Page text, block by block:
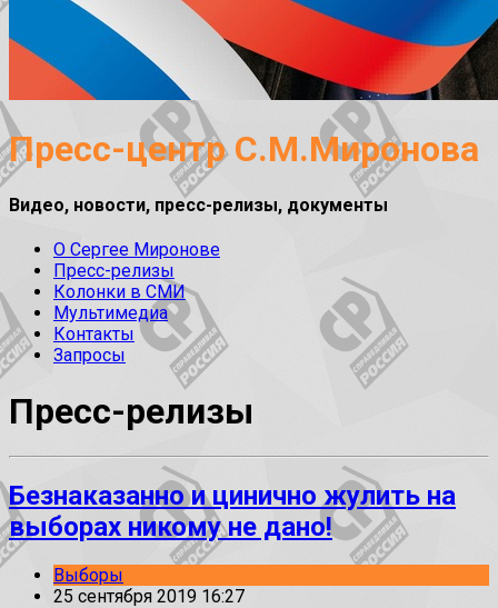
Пресс-центр С.М.Миронова
Видео, новости, пресс-релизы, документы
О Сергее Миронове
Пресс-релизы
Колонки в СМИ
Мультимедиа
Контакты
Запросы
Пресс-релизы
Безнаказанно и цинично жулить на
выборах никому не дано!
Выборы
25 сентября 2019 16:27